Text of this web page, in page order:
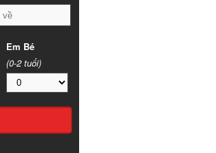
Em Bé
(0-2 tuổi)